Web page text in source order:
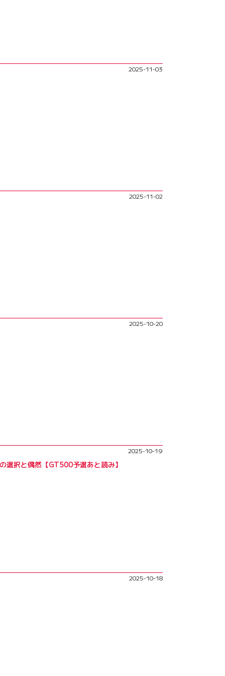
2025-11-03
2025-11-02
2025-10-20
2025-10-19
選択と偶然【GT500予選あと読み】
2025-10-18